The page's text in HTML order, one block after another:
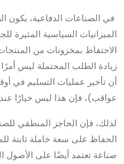
في الصناعات الدفاعية، يكون
الميزانيات السياسية المثيرة
الاحتفاظ بمخزونات من
زيادة الطلب المحتملة ليس
أن تأخير عمليات التسليم في
عواقب)، فإن هذا ليس خيارًا
لذلك، فإن الحاجز المنطقي
الحفاظ على سعة خاملة ثابتة
صناعة تعتمد أيضًا على الأصول